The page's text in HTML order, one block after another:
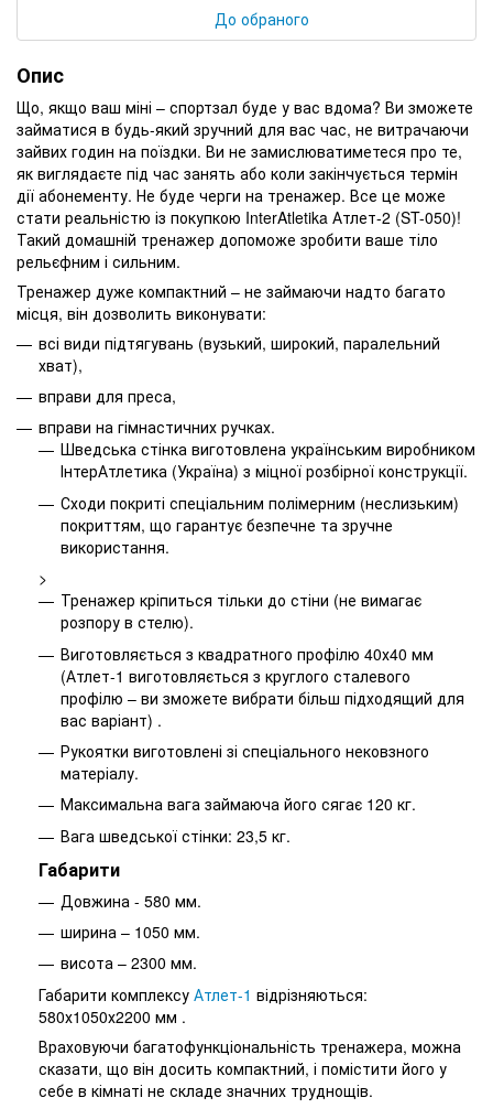
До обраного
Опис
Що, якщо ваш міні – спортзал буде у вас вдома? Ви зможете
займатися в будь-який зручний для вас час, не витрачаючи
зайвих годин на поїздки. Ви не замислюватиметеся про те,
як виглядаєте під час занять або коли закінчується термін
дії абонементу. Не буде черги на тренажер. Все це може
стати реальністю із покупкою InterAtletika Атлет-2 (ST-050)!
Такий домашній тренажер допоможе зробити ваше тіло
рельєфним і сильним.
Тренажер дуже компактний – не займаючи надто багато
місця, він дозволить виконувати:
всі види підтягувань (вузький, широкий, паралельний
хват),
вправи для преса,
вправи на гімнастичних ручках.
Шведська стінка виготовлена українським виробником
ІнтерАтлетика (Україна) з міцної розбірної конструкції.
Сходи покриті спеціальним полімерним (неслизьким)
покриттям, що гарантує безпечне та зручне
використання.
>
Тренажер кріпиться тільки до стіни (не вимагає
розпору в стелю).
Виготовляється з квадратного профілю 40х40 мм
(Атлет-1 виготовляється з круглого сталевого
профілю – ви зможете вибрати більш підходящий для
вас варіант) .
Рукоятки виготовлені зі спеціального нековзного
матеріалу.
Максимальна вага займаюча його сягає 120 кг.
Вага шведської стінки: 23,5 кг.
Габарити
Довжина - 580 мм.
ширина – 1050 мм.
висота – 2300 мм.
Габарити комплексу Атлет-1 відрізняються:
580х1050х2200 мм .
Враховуючи багатофункціональність тренажера, можна
сказати, що він досить компактний, і помістити його у
себе в кімнаті не складе значних труднощів.